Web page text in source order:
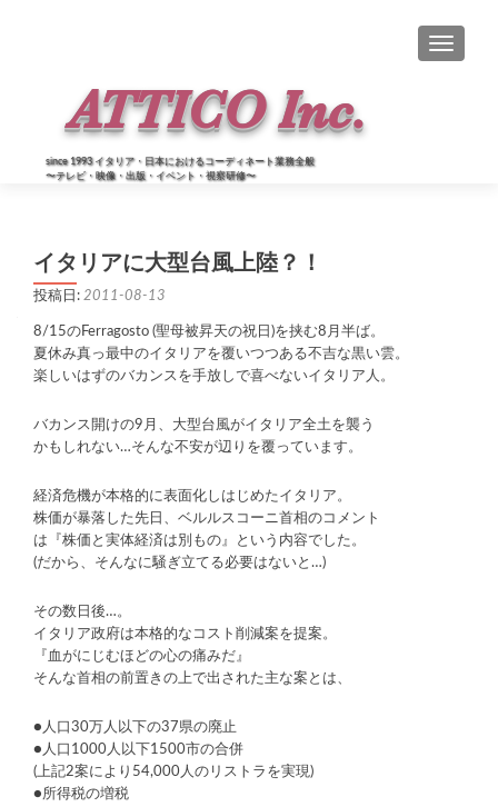
ナビゲ
since 1993 イタリア・日本におけるコーディネート業務全般
〜テレビ・映像・出版・イベント・視察研修〜
イタリアに大型台風上陸？！
投稿日: 2011-08-13
8/15のFerragosto (聖母被昇天の祝日)を挟む8月半ば。
夏休み真っ最中のイタリアを覆いつつある不吉な黒い雲。
楽しいはずのバカンスを手放しで喜べないイタリア人。
バカンス開けの9月、大型台風がイタリア全土を襲う
かもしれない…そんな不安が辺りを覆っています。
経済危機が本格的に表面化しはじめたイタリア。
株価が暴落した先日、ベルルスコーニ首相のコメント
は『株価と実体経済は別もの』という内容でした。
(だから、そんなに騒ぎ立てる必要はないと…)
その数日後…。
イタリア政府は本格的なコスト削減案を提案。
『血がにじむほどの心の痛みだ』
そんな首相の前置きの上で出された主な案とは、
●人口30万人以下の37県の廃止
●人口1000人以下1500市の合併
(上記2案により54,000人のリストラを実現)
●所得税の増税